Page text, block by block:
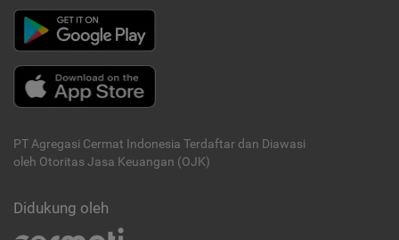
PT Agregasi Cermat Indonesia Terdaftar dan Diawasi
oleh Otoritas Jasa Keuangan (OJK)
Didukung oleh